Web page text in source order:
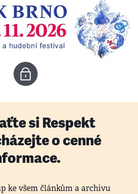
si Respekt
o cenné
ke všem článkům a archivu